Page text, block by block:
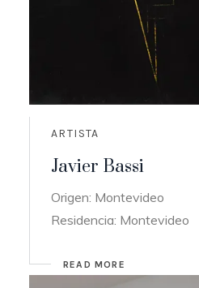
ARTISTA
Javier Bassi
Origen: Montevideo
Residencia: Montevideo
READ MORE